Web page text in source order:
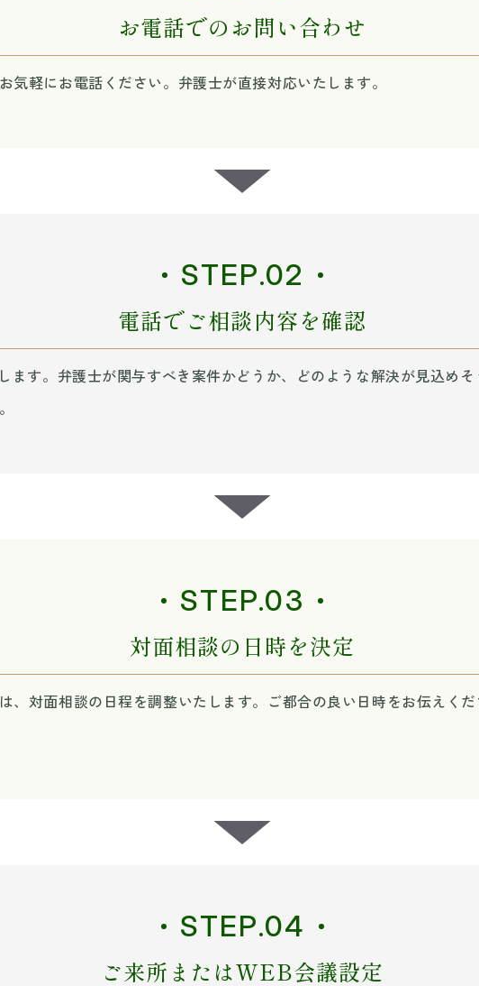
お電話でのお問い合わせ
気軽にお電話ください。弁護士が直接対応いたします。
STEP.02
電話でご相談内容を確認
ます。弁護士が関与すべき案件かどうか、どのような解決が見込め
STEP.03
対面相談の日時を決定
、対面相談の日程を調整いたします。ご都合の良い日時をお伝えく
STEP.04
ご来所またはWEB会議設定